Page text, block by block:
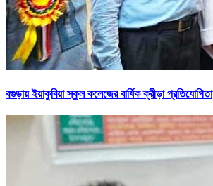
বগুড়ায় ইয়াকুবিয়া স্কুল কলেজের বার্ষিক ক্রীড়া প্রতিযোগিতা